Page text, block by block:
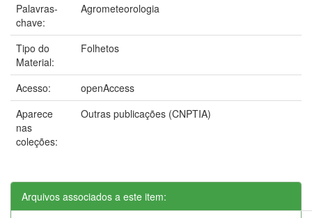
Palavras-
chave:
Agrometeorologia
Tipo do
Material:
Folhetos
Acesso:
openAccess
Aparece
nas
coleções:
Outras publicações (CNPTIA)
Arquivos associados a este item: